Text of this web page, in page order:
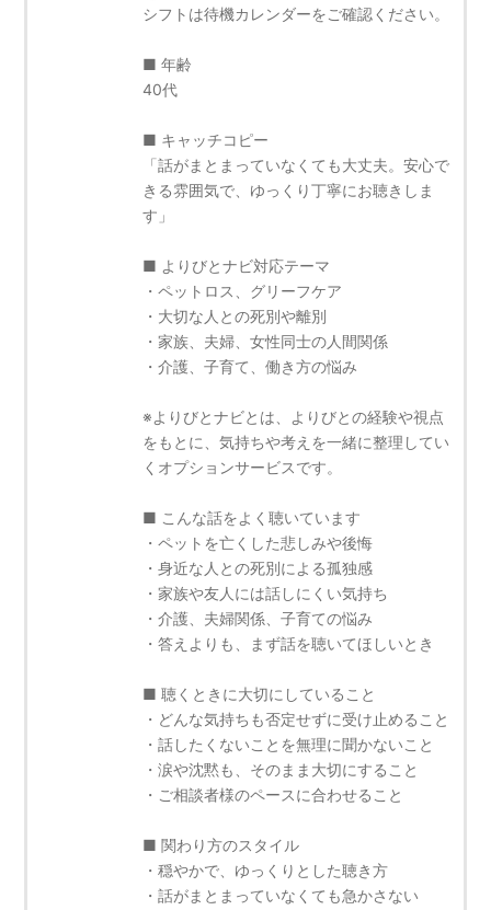
シフトは待機カレンダーをご確認ください。
■ 年齢
40代
■ キャッチコピー
「話がまとまっていなくても大丈夫。安心で
きる雰囲気で、ゆっくり丁寧にお聴きしま
す」
■ よりびとナビ対応テーマ
・ペットロス、グリーフケア
・大切な人との死別や離別
・家族、夫婦、女性同士の人間関係
・介護、子育て、働き方の悩み
※よりびとナビとは、よりびとの経験や視点
をもとに、気持ちや考えを一緒に整理してい
くオプションサービスです。
■ こんな話をよく聴いています
・ペットを亡くした悲しみや後悔
・身近な人との死別による孤独感
・家族や友人には話しにくい気持ち
・介護、夫婦関係、子育ての悩み
・答えよりも、まず話を聴いてほしいとき
■ 聴くときに大切にしていること
・どんな気持ちも否定せずに受け止めること
・話したくないことを無理に聞かないこと
・涙や沈黙も、そのまま大切にすること
・ご相談者様のペースに合わせること
■ 関わり方のスタイル
・穏やかで、ゆっくりとした聴き方
・話がまとまっていなくても急かさない